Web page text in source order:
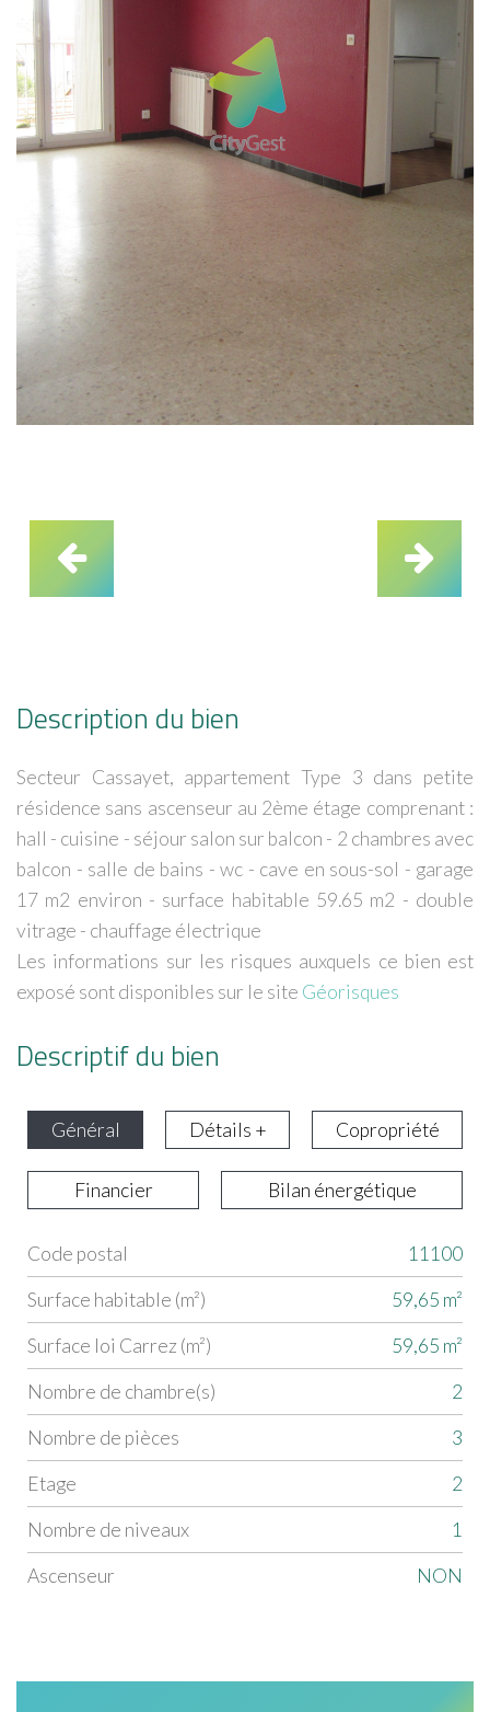
Description du bien
Secteur Cassayet, appartement Type 3 dans petite
résidence sans ascenseur au 2ème étage comprenant :
hall - cuisine - séjour salon sur balcon - 2 chambres avec
balcon - salle de bains - wc - cave en sous-sol - garage
17 m2 environ - surface habitable 59.65 m2 - double
vitrage - chauffage électrique
Les informations sur les risques auxquels ce bien est
exposé sont disponibles sur le site Géorisques
Descriptif du bien
Général Détails + Copropriété
Financier Bilan énergétique
Label Value
Code postal
11100
Surface habitable (m²)
59,65 m²
Surface loi Carrez (m²)
59,65 m²
Nombre de chambre(s)
2
Nombre de pièces
3
Etage
2
Nombre de niveaux
1
Ascenseur
NON